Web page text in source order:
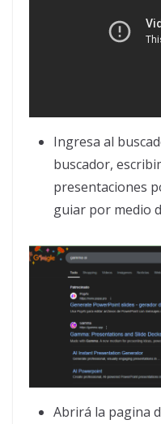
Ingresa al
buscador,
presentaciones
guiar por medio
Abrirá la pagina